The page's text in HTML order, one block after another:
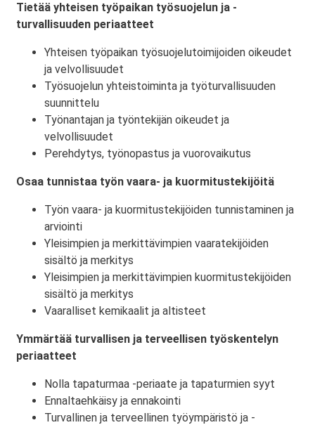
Tietää yhteisen työpaikan työsuojelun ja -
turvallisuuden periaatteet
Yhteisen työpaikan työsuojelutoimijoiden oikeudet
ja velvollisuudet
Työsuojelun yhteistoiminta ja työturvallisuuden
suunnittelu
Työnantajan ja työntekijän oikeudet ja
velvollisuudet
Perehdytys, työnopastus ja vuorovaikutus
Osaa tunnistaa työn vaara- ja kuormitustekijöitä
Työn vaara- ja kuormitustekijöiden tunnistaminen ja
arviointi
Yleisimpien ja merkittävimpien vaaratekijöiden
sisältö ja merkitys
Yleisimpien ja merkittävimpien kuormitustekijöiden
sisältö ja merkitys
Vaaralliset kemikaalit ja altisteet
Ymmärtää turvallisen ja terveellisen työskentelyn
periaatteet
Nolla tapaturmaa -periaate ja tapaturmien syyt
Ennaltaehkäisy ja ennakointi
Turvallinen ja terveellinen työympäristö ja -